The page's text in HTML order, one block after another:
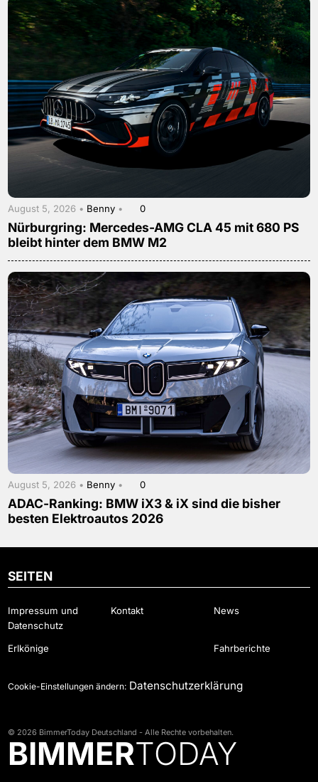
August 5, 2026 • Benny • 0
Nürburgring: Mercedes-AMG CLA 45 mit 680 PS
bleibt hinter dem BMW M2
August 5, 2026 • Benny • 0
ADAC-Ranking: BMW iX3 & iX sind die bisher
besten Elektroautos 2026
SEITEN
Impressum und
Datenschutz
Kontakt News
Erlkönige Fahrberichte
Cookie-Einstellungen ändern: Datenschutzerklärung
© 2026 BimmerToday Deutschland - Alle Rechte vorbehalten.
BIMMERTODAY